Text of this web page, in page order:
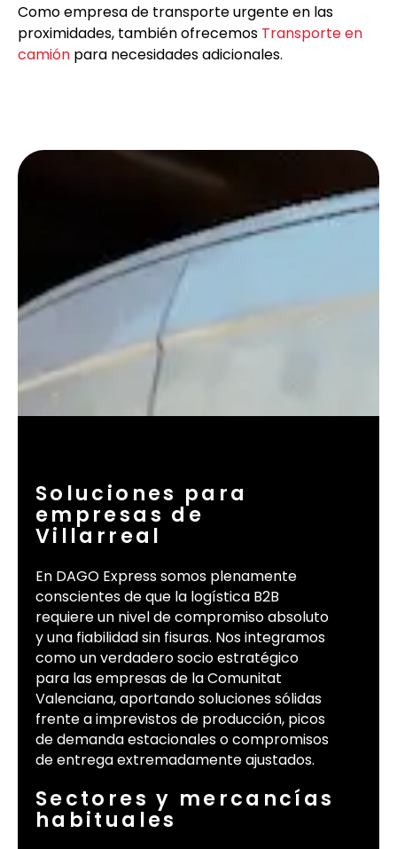
Como empresa de transporte urgente en las
proximidades, también ofrecemos Transporte en
camión para necesidades adicionales.
Soluciones para
empresas de
Villarreal
En DAGO Express somos plenamente
conscientes de que la logística B2B
requiere un nivel de compromiso absoluto
y una fiabilidad sin fisuras. Nos integramos
como un verdadero socio estratégico
para las empresas de la Comunitat
Valenciana, aportando soluciones sólidas
frente a imprevistos de producción, picos
de demanda estacionales o compromisos
de entrega extremadamente ajustados.
Sectores y mercancías
habituales